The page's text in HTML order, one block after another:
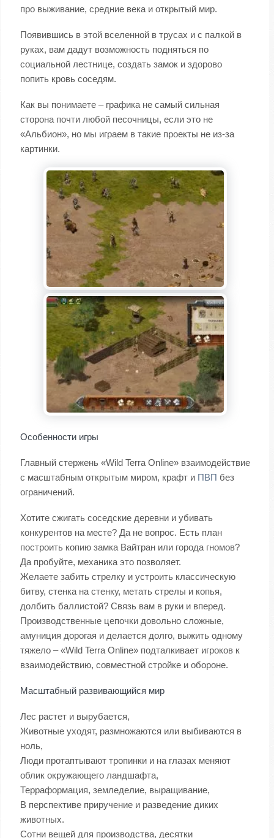
про выживание, средние века и открытый мир.
Появившись в этой вселенной в трусах и с палкой в
руках, вам дадут возможность подняться по
социальной лестнице, создать замок и здорово
попить кровь соседям.
Как вы понимаете – графика не самый сильная
сторона почти любой песочницы, если это не
«Альбион», но мы играем в такие проекты не из-за
картинки.
Особенности игры
Главный стержень «Wild Terra Online» взаимодействие
с масштабным открытым миром, крафт и ПВП без
ограничений.
Хотите сжигать соседские деревни и убивать
конкурентов на месте? Да не вопрос. Есть план
построить копию замка Вайтран или города гномов?
Да пробуйте, механика это позволяет.
Желаете забить стрелку и устроить классическую
битву, стенка на стенку, метать стрелы и копья,
долбить баллистой? Связь вам в руки и вперед.
Производственные цепочки довольно сложные,
амуниция дорогая и делается долго, выжить одному
тяжело – «Wild Terra Online» подталкивает игроков к
взаимодействию, совместной стройке и обороне.
Масштабный развивающийся мир
Лес растет и вырубается,
Животные уходят, размножаются или выбиваются в
ноль,
Люди протаптывают тропинки и на глазах меняют
облик окружающего ландшафта,
Терраформация, земледелие, выращивание,
В перспективе приручение и разведение диких
животных.
Сотни вещей для производства, десятки